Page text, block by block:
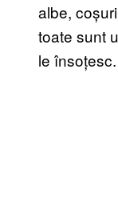
albe,
toate sunt
le